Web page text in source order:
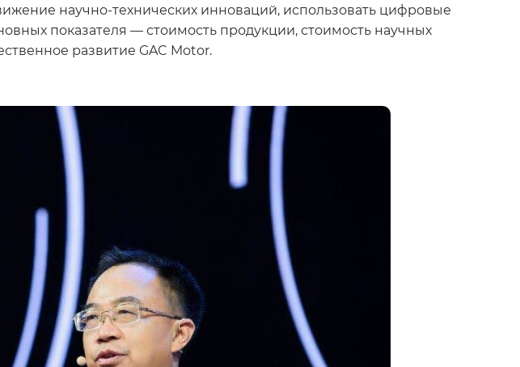
научно-технических инноваций, использовать цифровые
показателя — стоимость продукции, стоимость научных
развитие GAC Motor.